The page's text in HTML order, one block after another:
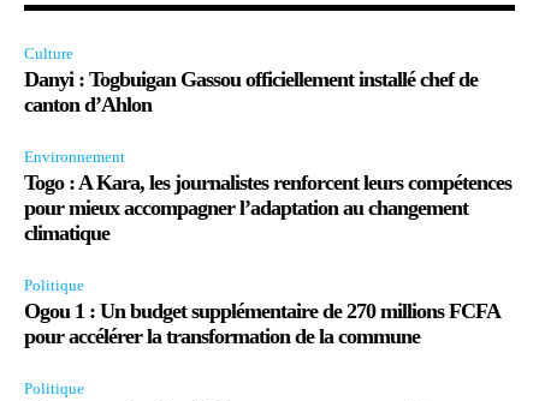
Culture
Danyi : Togbuigan Gassou officiellement installé chef de
canton d’Ahlon
Environnement
Togo : A Kara, les journalistes renforcent leurs compétences
pour mieux accompagner l’adaptation au changement
climatique
Politique
Ogou 1 : Un budget supplémentaire de 270 millions FCFA
pour accélérer la transformation de la commune
Politique